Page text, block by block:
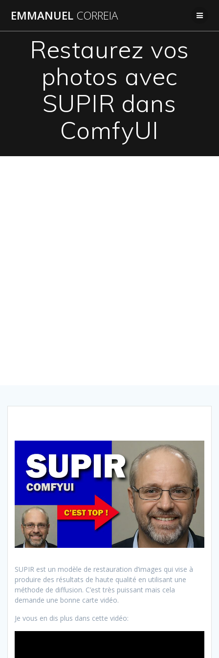
au
EMMANUEL CORREIA
Restaurez vos
photos avec
SUPIR dans
ComfyUI
SUPIR est un modèle de restauration d’images qui vise à
produire des résultats de haute qualité en utilisant une
méthode de diffusion. C’est très puissant mais cela
demande une bonne carte vidéo.
Je vous en dis plus dans cette vidéo: